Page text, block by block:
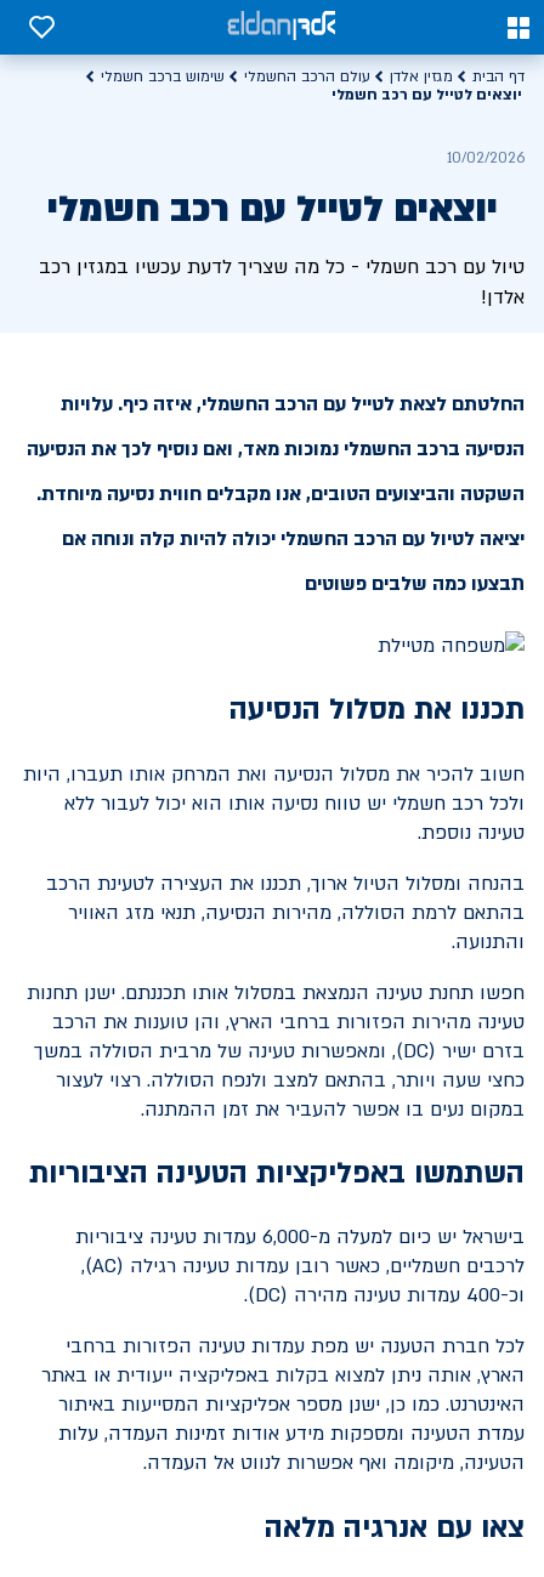
0
0
דף הבית מגזין אלדן עולם הרכב החשמלי
שימוש ברכב חשמלי
יוצאים לטייל עם רכב חשמלי
10/02/2026
יוצאים לטייל עם רכב חשמלי
טיול עם רכב חשמלי - כל מה שצריך לדעת עכשיו במגזין רכב
אלדן!
החלטתם לצאת לטייל עם הרכב החשמלי, איזה כיף. עלויות
הנסיעה ברכב החשמלי נמוכות מאד, ואם נוסיף לכך את הנסיעה
השקטה והביצועים הטובים, אנו מקבלים חווית נסיעה מיוחדת.
יציאה לטיול עם הרכב החשמלי יכולה להיות קלה ונוחה אם
תבצעו כמה שלבים פשוטים
תכננו את מסלול הנסיעה
חשוב להכיר את מסלול הנסיעה ואת המרחק אותו תעברו, היות
ולכל רכב חשמלי יש טווח נסיעה אותו הוא יכול לעבור ללא
טעינה נוספת.
בהנחה ומסלול הטיול ארוך, תכננו את העצירה לטעינת הרכב
בהתאם לרמת הסוללה, מהירות הנסיעה, תנאי מזג האוויר
והתנועה.
חפשו תחנת טעינה הנמצאת במסלול אותו תכננתם. ישנן תחנות
טעינה מהירות הפזורות ברחבי הארץ, והן טוענות את הרכב
בזרם ישיר (DC), ומאפשרות טעינה של מרבית הסוללה במשך
כחצי שעה ויותר, בהתאם למצב ולנפח הסוללה. רצוי לעצור
במקום נעים בו אפשר להעביר את זמן ההמתנה.
השתמשו באפליקציות הטעינה הציבוריות
בישראל יש כיום למעלה מ-6,000 עמדות טעינה ציבוריות
לרכבים חשמליים, כאשר רובן עמדות טעינה רגילה (AC
),
וכ-400 עמדות טעינה מהירה (
DC
).
לכל חברת הטענה יש מפת עמדות טעינה הפזורות ברחבי
הארץ, אותה ניתן למצוא בקלות באפליקציה ייעודית או באתר
האינטרנט. כמו כן, ישנן מספר אפליקציות המסייעות באיתור
עמדת הטעינה ומספקות מידע אודות זמינות העמדה, עלות
הטעינה, מיקומה ואף אפשרות לנווט אל העמדה.
צאו עם אנרגיה מלאה